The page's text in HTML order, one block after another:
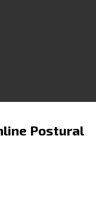
Postural